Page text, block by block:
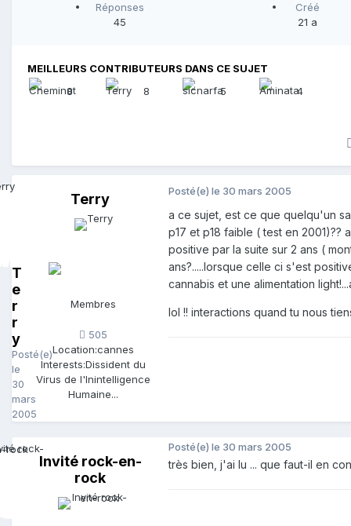
Réponses
45
Créé
21 a
MEILLEURS CONTRIBUTEURS DANS CE SUJET
8
8 5 4
T
e
r
r
y
Posté(e)
le
30
mars
2005
Terry
Membres
505
Location:cannes
Interests:Dissident du
Virus de l'Inintelligence
Humaine...
Posté(e) le 30 mars 2005
a ce sujet, est ce que quelqu'un
p17 et p18 faible ( test en 2001)??
positive par la suite sur 2 ans (
ans?.....lorsque celle ci s'est
cannabis et une alimentation
lol !! interactions quand tu nous
Invité rock-en-
rock
Posté(e) le 30 mars 2005
très bien, j'ai lu ... que faut-il en